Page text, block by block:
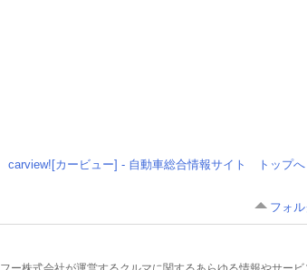
carview![カービュー] - 自動車総合情報サイト トップへ
フォ